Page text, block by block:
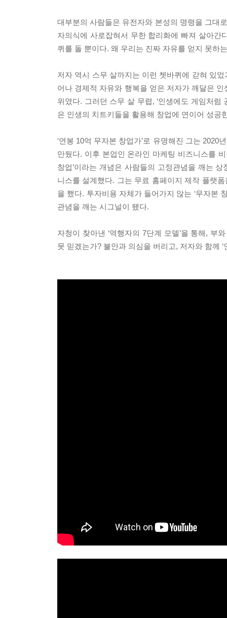
대부분의 사람들은 유전자와 본성의 명령을 그대
자의식에 사로잡혀서 무한 합리화에 빠져 살아
퀴를 돌 뿐이다. 왜 우리는 진짜 자유를 얻지 못하
저자 역시 스무 살까지는 이런 쳇바퀴에 갇혀 있
어나 경제적 자유와 행복을 얻은 저자가 깨달은
위였다. 그러던 스무 살 무렵, ‘인생에도 게임처
은 인생의 치트키들을 활용해 창업에 연이어 성공
‘연봉 10억 무자본 창업가’로 유명해진 그는
만뒀다. 이후 본업인 온라인 마케팅 비즈니스를
창업’이라는 개념은 사람들의 고정관념을 깨는 상
니스를 설계했다. 그는 무료 홈페이지 제작 플랫
을 했다. 투자비용 자체가 들어가지 않는 ‘무자본
관념을 깨는 시그널이 됐다.
자청이 찾아낸 ‘역행자의 7단계 모델’을 통해,
못 믿겠는가? 불안과 의심을 버리고, 저자와 함께